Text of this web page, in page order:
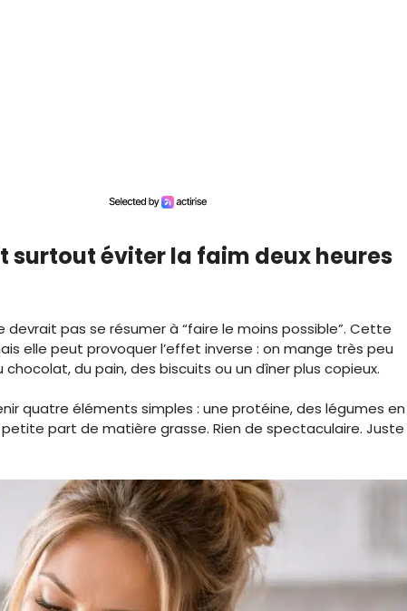
surtout éviter la faim deux heures
pas se résumer à “faire le moins possible”. Cette
elle peut provoquer l’effet inverse : on mange très peu
du pain, des biscuits ou un dîner plus copieux.
quatre éléments simples : une protéine, des légumes en
part de matière grasse. Rien de spectaculaire. Juste